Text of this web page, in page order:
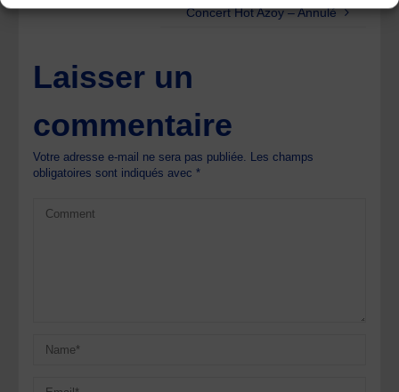
Concert Hot Azoy – Annulé
Laisser un
commentaire
Votre adresse e-mail ne sera pas publiée. Les champs
obligatoires sont indiqués avec*